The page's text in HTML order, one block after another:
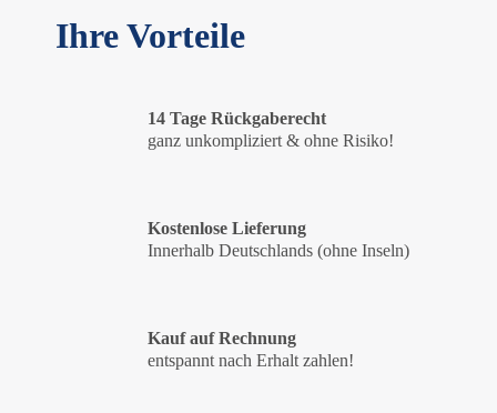
Ihre Vorteile
14 Tage Rückgaberecht
ganz unkompliziert & ohne Risiko!
Kostenlose Lieferung
Innerhalb Deutschlands (ohne Inseln)
Kauf auf Rechnung
entspannt nach Erhalt zahlen!